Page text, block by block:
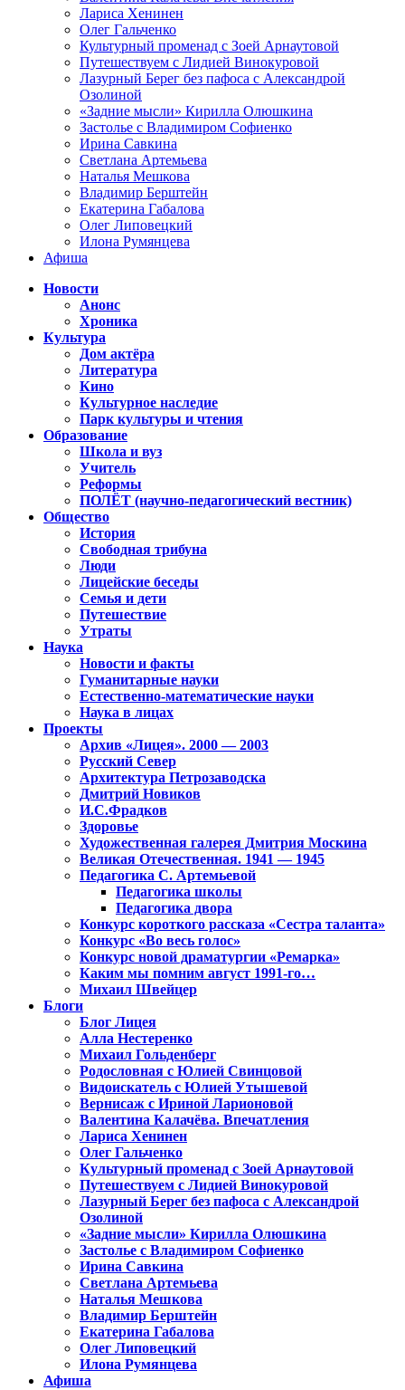
Лариса Хенинен
Олег Гальченко
Культурный променад с Зоей Арнаутовой
Путешествуем с Лидией Винокуровой
Лазурный Берег без пафоса с Александрой
Озолиной
«Задние мысли» Кирилла Олюшкина
Застолье с Владимиром Софиенко
Ирина Савкина
Светлана Артемьева
Наталья Мешкова
Владимир Берштейн
Екатерина Габалова
Олег Липовецкий
Илона Румянцева
Афиша
Новости
Анонс
Хроника
Культура
Дом актёра
Литература
Кино
Культурное наследие
Парк культуры и чтения
Образование
Школа и вуз
Учитель
Реформы
ПОЛЁТ (научно-педагогический вестник)
Общество
История
Свободная трибуна
Люди
Лицейские беседы
Семья и дети
Путешествие
Утраты
Наука
Новости и факты
Гуманитарные науки
Естественно-математические науки
Наука в лицах
Проекты
Архив «Лицея». 2000 — 2003
Русский Север
Архитектура Петрозаводска
Дмитрий Новиков
И.С.Фрадков
Здоровье
Художественная галерея Дмитрия Москина
Великая Отечественная. 1941 — 1945
Педагогика С. Артемьевой
Педагогика школы
Педагогика двора
Конкурс короткого рассказа «Сестра таланта»
Конкурс «Во весь голос»
Конкурс новой драматургии «Ремарка»
Каким мы помним август 1991-го…
Михаил Швейцер
Блоги
Блог Лицея
Алла Нестеренко
Михаил Гольденберг
Родословная с Юлией Свинцовой
Видоискатель с Юлией Утышевой
Вернисаж с Ириной Ларионовой
Валентина Калачёва. Впечатления
Лариса Хенинен
Олег Гальченко
Культурный променад с Зоей Арнаутовой
Путешествуем с Лидией Винокуровой
Лазурный Берег без пафоса с Александрой
Озолиной
«Задние мысли» Кирилла Олюшкина
Застолье с Владимиром Софиенко
Ирина Савкина
Светлана Артемьева
Наталья Мешкова
Владимир Берштейн
Екатерина Габалова
Олег Липовецкий
Илона Румянцева
Афиша